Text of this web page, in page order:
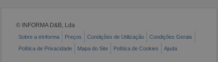
© INFORMA D&B, Lda
Sobre a eInforma Preços Condições de Utilização
Condições Gerais
Política de Privacidade
Mapa do Site Política de Cookies Ajuda